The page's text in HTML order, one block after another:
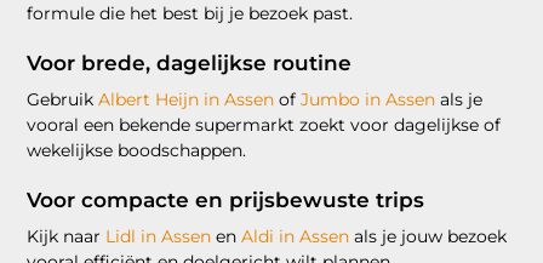
formule die het best bij je bezoek past.
Voor brede, dagelijkse routine
GebruikAlbert Heijn in Assen ofJumbo in Assen als je
vooral een bekende supermarkt zoekt voor dagelijkse of
wekelijkse boodschappen.
Voor compacte en prijsbewuste trips
Kijk naar Lidl in Assen enAldi in Assen als je jouw bezoek